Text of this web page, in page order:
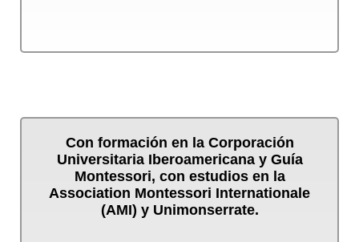
Con formación en la Corporación
Universitaria Iberoamericana y Guía
Montessori, con estudios en la
Association Montessori Internationale
(AMI) y Unimonserrate.